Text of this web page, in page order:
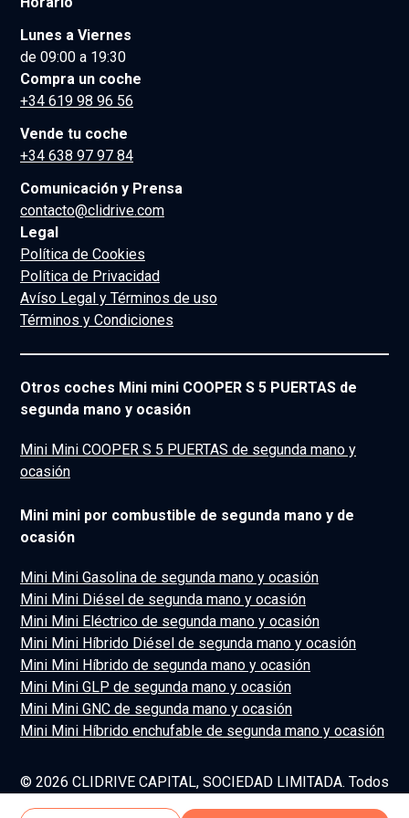
Lunes a Viernes
de 09:00 a 19:30
Compra un coche
+34 619 98 96 56
Vende tu coche
+34 638 97 97 84
Comunicación y Prensa
contacto@clidrive.com
Legal
Política de Cookies
Política de Privacidad
Avíso Legal y Términos de uso
Términos y Condiciones
Otros coches Mini mini COOPER S 5 PUERTAS de
segunda mano y ocasión
Mini Mini COOPER S 5 PUERTAS de segunda mano y
ocasión
Mini mini por combustible de segunda mano y de
ocasión
Mini Mini Gasolina de segunda mano y ocasión
Mini Mini Diésel de segunda mano y ocasión
Mini Mini Eléctrico de segunda mano y ocasión
Mini Mini Híbrido Diésel de segunda mano y ocasión
Mini Mini Híbrido de segunda mano y ocasión
Mini Mini GLP de segunda mano y ocasión
Mini Mini GNC de segunda mano y ocasión
Mini Mini Híbrido enchufable de segunda mano y ocasión
© 2026 CLIDRIVE CAPITAL, SOCIEDAD LIMITADA. Todos
los derechos reservados.